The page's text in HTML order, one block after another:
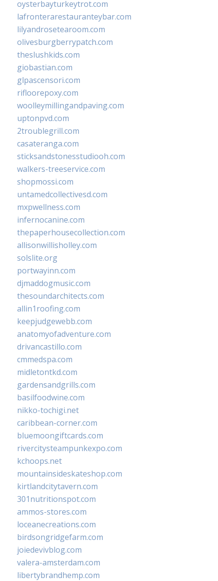
oysterbayturkeytrot.com
lafronterarestauranteybar.com
lilyandrosetearoom.com
olivesburgberrypatch.com
theslushkids.com
giobastian.com
glpascensori.com
rifloorepoxy.com
woolleymillingandpaving.com
uptonpvd.com
2troublegrill.com
casateranga.com
sticksandstonesstudiooh.com
walkers-treeservice.com
shopmossi.com
untamedcollectivesd.com
mxpwellness.com
infernocanine.com
thepaperhousecollection.com
allisonwillisholley.com
solslite.org
portwayinn.com
djmaddogmusic.com
thesoundarchitects.com
allin1roofing.com
keepjudgewebb.com
anatomyofadventure.com
drivancastillo.com
cmmedspa.com
midletontkd.com
gardensandgrills.com
basilfoodwine.com
nikko-tochigi.net
caribbean-corner.com
bluemoongiftcards.com
rivercitysteampunkexpo.com
kchoops.net
mountainsideskateshop.com
kirtlandcitytavern.com
301nutritionspot.com
ammos-stores.com
loceanecreations.com
birdsongridgefarm.com
joiedevivblog.com
valera-amsterdam.com
libertybrandhemp.com